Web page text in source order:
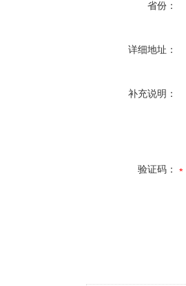
省份：
详细地址：
补充说明：
验证码：